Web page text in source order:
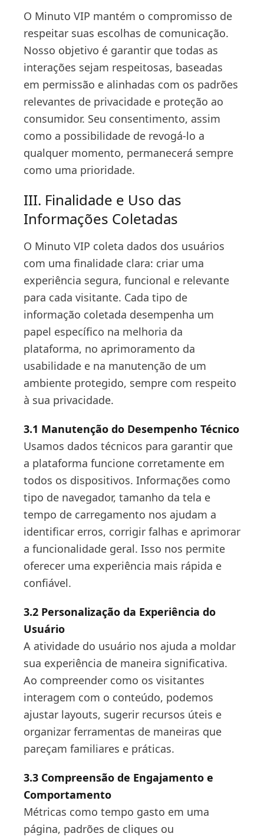
O Minuto VIP mantém o compromisso de
respeitar suas escolhas de comunicação.
Nosso objetivo é garantir que todas as
interações sejam respeitosas, baseadas
em permissão e alinhadas com os padrões
relevantes de privacidade e proteção ao
consumidor. Seu consentimento, assim
como a possibilidade de revogá-lo a
qualquer momento, permanecerá sempre
como uma prioridade.
III. Finalidade e Uso das
Informações Coletadas
O Minuto VIP coleta dados dos usuários
com uma finalidade clara: criar uma
experiência segura, funcional e relevante
para cada visitante. Cada tipo de
informação coletada desempenha um
papel específico na melhoria da
plataforma, no aprimoramento da
usabilidade e na manutenção de um
ambiente protegido, sempre com respeito
à sua privacidade.
3.1 Manutenção do Desempenho Técnico
Usamos dados técnicos para garantir que
a plataforma funcione corretamente em
todos os dispositivos. Informações como
tipo de navegador, tamanho da tela e
tempo de carregamento nos ajudam a
identificar erros, corrigir falhas e aprimorar
a funcionalidade geral. Isso nos permite
oferecer uma experiência mais rápida e
confiável.
3.2 Personalização da Experiência do
Usuário
A atividade do usuário nos ajuda a moldar
sua experiência de maneira significativa.
Ao compreender como os visitantes
interagem com o conteúdo, podemos
ajustar layouts, sugerir recursos úteis e
organizar ferramentas de maneiras que
pareçam familiares e práticas.
3.3 Compreensão de Engajamento e
Comportamento
Métricas como tempo gasto em uma
página, padrões de cliques ou